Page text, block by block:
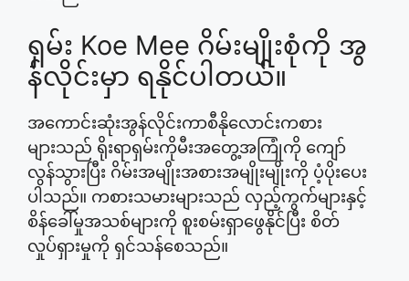
ရှမ်း Koe Mee ဂိမ်းမျိုးစုံကို အွ
န်လိုင်းမှာ ရနိုင်ပါတယ်။
အကောင်းဆုံးအွန်လိုင်းကာစီနိုလောင်းကစား
များသည် ရိုးရာရှမ်းကိုမီးအတွေ့အကြုံကို ကျော်
လွန်သွားပြီး ဂိမ်းအမျိုးအစားအမျိုးမျိုးကို ပံ့ပိုးပေး
ပါသည်။ ကစားသမားများသည် လှည့်ကွက်များနှင့်
စိန်ခေါ်မှုအသစ်များကို စူးစမ်းရှာဖွေနိုင်ပြီး စိတ်
လှုပ်ရှားမှုကို ရှင်သန်စေသည်။